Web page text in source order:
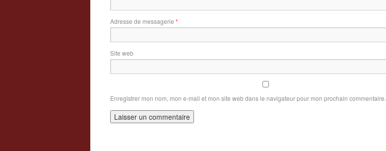
Adresse de messagerie *
Site web
Enregistrer mon nom, mon e-mail et mon site web dans le navigateur pour mon prochain commentaire.